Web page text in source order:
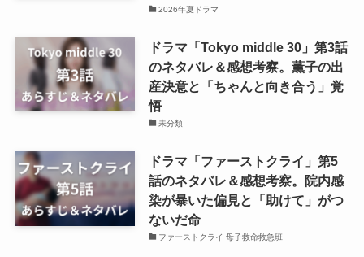
2026年夏ドラマ
ドラマ「Tokyo middle 30」第3話
のネタバレ＆感想考察。薫子の出
産決意と「ちゃんと向き合う」覚
悟
未分類
ドラマ「ファーストクライ」第5
話のネタバレ＆感想考察。院内感
染が暴いた偏見と「助けて」がつ
ないだ命
ファーストクライ 母子救命救急班